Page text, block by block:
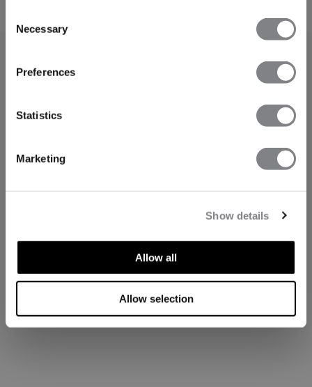
Selection
Necessary
Preferences
Statistics
Marketing
Show details
Allow all
Allow selection